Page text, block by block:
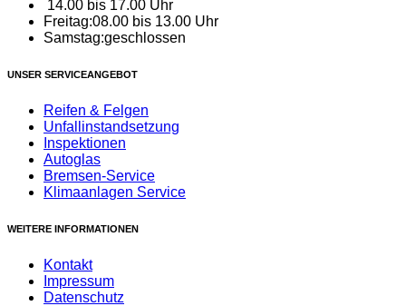
14.00 bis 17.00 Uhr
Freitag:08.00 bis 13.00 Uhr
Samstag:geschlossen
UNSER SERVICEANGEBOT
Reifen & Felgen
Unfallinstandsetzung
Inspektionen
Autoglas
Bremsen-Service
Klimaanlagen Service
WEITERE INFORMATIONEN
Kontakt
Impressum
Datenschutz